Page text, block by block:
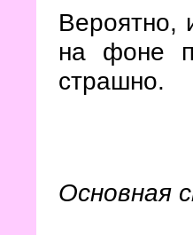
Вероятно,
на фоне
страшно.
Основная